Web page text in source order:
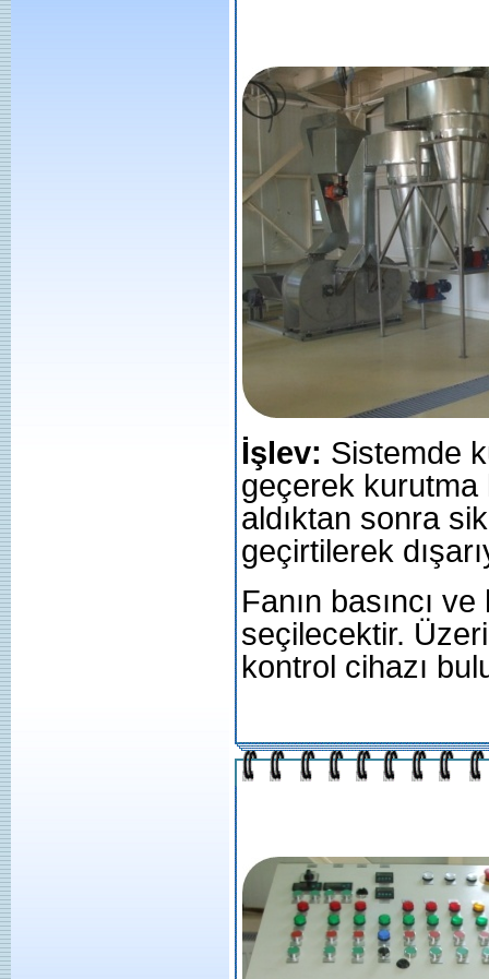
İşlev: Sistemde
geçerek kurutma
aldıktan sonra
geçirtilerek
Fanın basıncı
seçilecektir.
kontrol cihazı